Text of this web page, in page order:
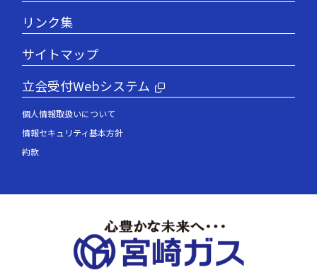
リンク集
サイトマップ
立会受付Webシステム
個人情報取扱いについて
情報セキュリティ基本方針
約款